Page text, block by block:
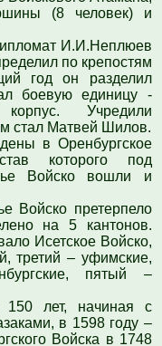
(8 человек) и
И.И.Неплюев
по крепостям
год он разделил
боевую единицу -
корпус. Учредили
стал Матвей Шилов.
в Оренбургское
которого под
Войско вошли и
Войско претерпело
на 5 кантонов.
Исетское Войско,
третий – уфимские,
пятый –
150 лет, начиная с
в 1598 году –
Войска в 1748